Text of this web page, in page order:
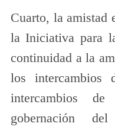
Cuarto, la amistad
la Iniciativa para
continuidad a la
los intercambios
intercambios
gobernación